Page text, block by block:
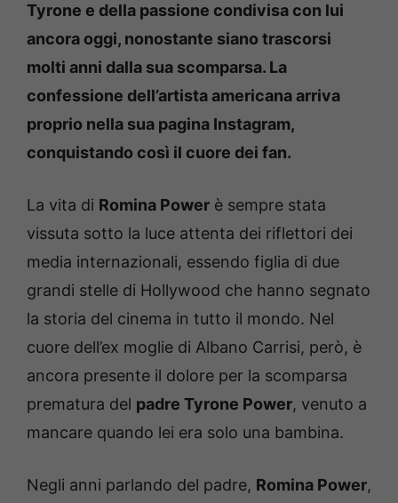
Tyrone e della passione condivisa con lui
ancora oggi, nonostante siano trascorsi
molti anni dalla sua scomparsa. La
confessione dell’artista americana arriva
proprio nella sua pagina Instagram,
conquistando così il cuore dei fan.
La vita di Romina Power è sempre stata
vissuta sotto la luce attenta dei riflettori dei
media internazionali, essendo figlia di due
grandi stelle di Hollywood che hanno segnato
la storia del cinema in tutto il mondo. Nel
cuore dell’ex moglie di Albano Carrisi, però, è
ancora presente il dolore per la scomparsa
prematura del padre Tyrone Power, venuto a
mancare quando lei era solo una bambina.
Negli anni parlando del padre, Romina Power,